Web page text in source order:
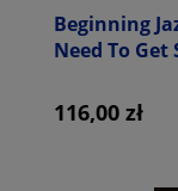
Beginning
Need To
podstaw
116,00 zł